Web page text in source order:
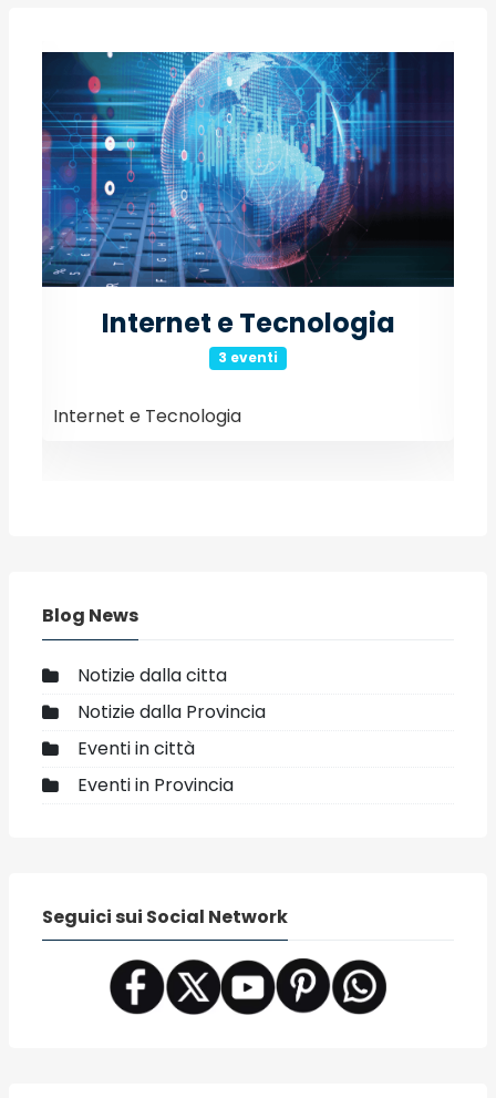
Internet e Tecnologia
3 eventi
Internet e Tecnologia
Blog News
Notizie dalla citta
Notizie dalla Provincia
Eventi in città
Eventi in Provincia
Seguici sui Social Network